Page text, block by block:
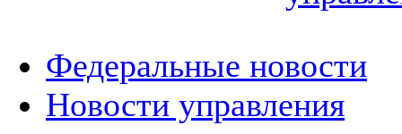
Федеральные новости
Новости управления